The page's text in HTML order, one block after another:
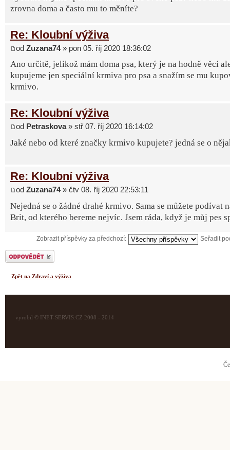
zrovna doma a často mu to měníte?
Re: Kloubní výživa
od Zuzana74» pon 05. říj 2020 18:36:02
Ano určitě, jelikož mám doma psa, který je na hodně věcí
kupujeme jen speciální krmiva pro psa a snažím se mu
krmivo.
Re: Kloubní výživa
od Petraskova» stř 07. říj 2020 16:14:02
Jaké nebo od které značky krmivo kupujete? jedná se o
Re: Kloubní výživa
od Zuzana74» čtv 08. říj 2020 22:53:11
Nejedná se o žádné drahé krmivo. Sama se můžete podívat
Brit, od kterého bereme nejvíc. Jsem ráda, když je můj pes
Zobrazit příspěvky za předchozí: Seřadit
Odeslat odpověď
Zpět na Zdraví a výživa
vyrobil © INET-SERVIS.CZ 2008 - 2014